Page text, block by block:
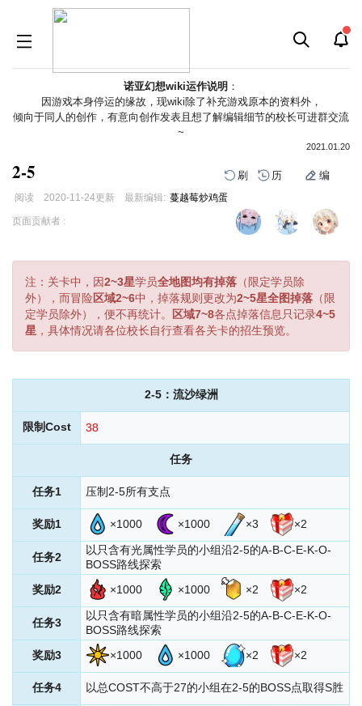
诺亚幻想wiki运作说明 ：
因游戏本身停运的缘故，现wiki除了补充游戏原本的资料外，
倾向于同人的创作，有意向创作发表且想了解编辑细节的校长可进群交流
~
2021.01.20
2-5 刷 历 编
阅读 2020-11-24更新 最新编辑: 蔓越莓炒鸡蛋
跳
航
跳
索
页面贡献者 :
注：关卡中，因2~3星学员全地图均有掉落 （限定学员除
外），而冒险区域2~6中，掉落规则更改为2~5星全图掉落 （限
定学员除外），便不再统计。
区域7~8各点掉落信息只记录4~5
星 ，具体情况请各位校长自行查看各关卡的招生预览。
2-5：流沙绿洲
限制Cost 38
任务
任务1 压制2-5所有支点
奖励1 ×1000 ×1000 ×3 ×2
任务2
以只含有光属性学员的小组沿2-5的A-B-C-E-K-O-
BOSS路线探索
奖励2
×1000 ×1000 ×2 ×2
任务3
以只含有暗属性学员的小组沿2-5的A-B-C-E-K-O-
BOSS路线探索
奖励3
×1000 ×1000 ×2 ×2
任务4 以总COST不高于27的小组在2-5的BOSS点取得S胜